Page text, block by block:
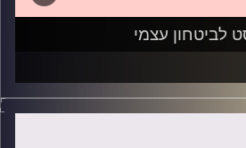
לביטחון עצמי
התופעות הנפוצות בעולם
או אחת שלא סובלים ממנה, ועם זאת